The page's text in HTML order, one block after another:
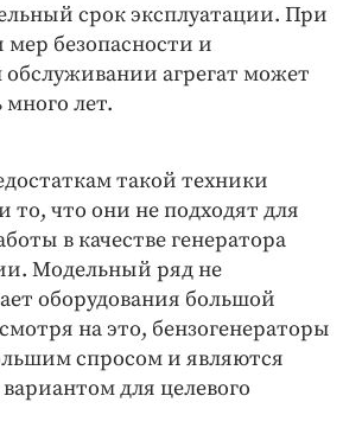
срок эксплуатации. При
безопасности и
агрегат может
лет.
такой техники
то, что они не подходят для
в качестве генератора
Модельный ряд не
оборудования большой
на это, бензогенераторы
спросом и являются
для целевого